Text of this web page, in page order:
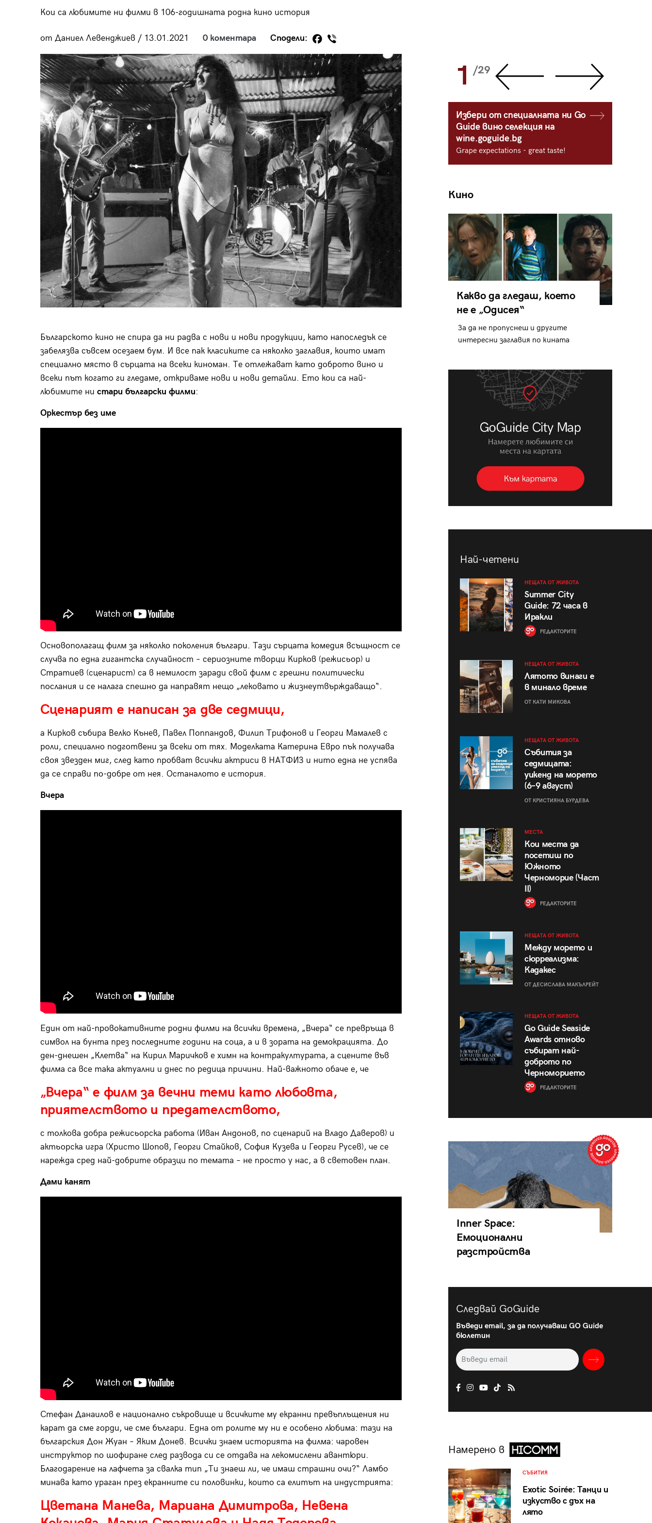
Кои са любимите ни филми в 106-годишната родна кино история
от Даниел Левенджиев / 13.01.2021 0 коментара Сподели:
Българското кино не спира да ни радва с нови и нови продукции, като напоследък се
забелязва съвсем осезаем бум. И все пак класиките са няколко заглавия, които имат
специално място в сърцата на всеки киноман. Те отлежават като доброто вино и
всеки път когато ги гледаме, откриваме нови и нови детайли. Ето кои са най-
любимите ни стари български филми:
Оркестър без име
Основополагащ филм за няколко поколения българи. Тази сърцата комедия всъщност се
случва по една гигантска случайност – сериозните творци Кирков (режисьор) и
Стратиев (сценарист) са в немилост заради свой филм с грешни политически
послания и се налага спешно да направят нещо „лековато и жизнеутвърждаващо“.
Сценарият е написан за две седмици,
а Кирков събира Велко Кънев, Павел Поппандов, Филип Трифонов и Георги Мамалев с
роли, специално подготвени за всеки от тях. Моделката Катерина Евро пък получава
своя звезден миг, след като пробват всички актриси в НАТФИЗ и нито една не успява
да се справи по-добре от нея. Останалото е история.
Вчера
Един от най-провокативните родни филми на всички времена, „Вчера“ се превръща в
символ на бунта през последните години на соца, а и в зората на демокрацията. До
ден-днешен „Клетва“ на Кирил Маричков е химн на контракултурата, а сцените във
филма са все така актуални и днес по редица причини. Най-важното обаче е, че
„Вчера“ е филм за вечни теми като любовта,
приятелството и предателството,
с толкова добра режисьорска работа (Иван Андонов, по сценарий на Владо Даверов) и
актьорска игра (Христо Шопов, Георги Стайков, София Кузева и Георги Русев), че се
нарежда сред най-добрите образци по темата – не просто у нас, а в световен план.
Дами канят
Стефан Данаилов е национално съкровище и всичките му екранни превъплъщения ни
карат да сме горди, че сме българи. Една от ролите му ни е особено любима: тази на
българския Дон Жуан – Яким Донев. Всички знаем историята на филма: чаровен
инструктор по шофиране след развода си се отдава на лекомислени авантюри.
Благодарение на лафчета за свалка тип „Ти знаеш ли, че имаш страшни очи?“ Ламбо
минава като ураган през екранните си половинки, които са елитът на индустрията:
Цветана Манева, Мариана Димитрова, Невена
28/29 29/29 1 /29
Избери от специалната ни Go
Guide вино селекция на
wine.goguide.bg
Grape expectations - great taste!
Кино
Какво да гледаш, което
не е „Одисея“
За да не пропуснеш и другите
интересни заглавия по кината
Най-четени
НЕЩАТА ОТ ЖИВОТА
Summer City
Guide: 72 часа в
Иракли
РЕДАКТОРИТЕ
НЕЩАТА ОТ ЖИВОТА
Лятото винаги е
в минало време
ОТ КАТИ МИКОВА
НЕЩАТА ОТ ЖИВОТА
Събития за
седмицата:
уикенд на морето
(6–9 август)
ОТ КРИСТИЯНА БУРДЕВА
МЕСТА
Кои места да
посетиш по
Южното
Черноморие (Част
II)
РЕДАКТОРИТЕ
НЕЩАТА ОТ ЖИВОТА
Между морето и
сюрреализма:
Кадакес
ОТ ДЕСИСЛАВА МАКЪЛРЕЙТ
НЕЩАТА ОТ ЖИВОТА
Go Guide Seaside
Awards отново
събират най-
доброто по
Черноморието
РЕДАКТОРИТЕ
Inner Space:
Емоционални
разстройства
Следвай GoGuide
Въведи email, за да получаваш GO Guide
бюлетин
Намерено в
СЪБИТИЯ
Exotic Soirée: Танци и
изкуство с дъх на
лято